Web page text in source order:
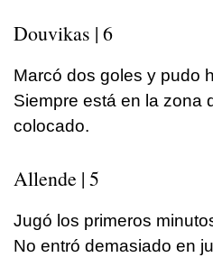
Douvikas | 6
Marcó dos goles y pudo
Siempre está en la zona
colocado.
Allende | 5
Jugó los primeros
No entró demasiado en